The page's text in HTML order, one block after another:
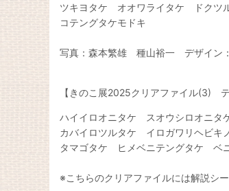
ツキヨタケ オオワライタケ ドク
コテングタケモドキ
写真：森本繁雄 種山裕一 デザイン
【きのこ展2025クリアファイル(3)
ハイイロオニタケ スオウシロオニ
カバイロツルタケ イロガワリヘビ
タマゴタケ ヒメベニテングタケ ベ
※こちらのクリアファイルには解説シ